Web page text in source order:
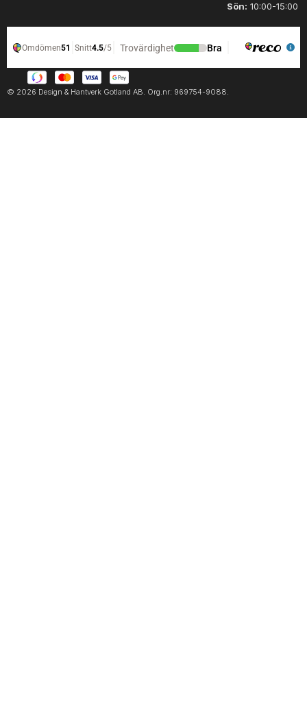
Sön: 10:00-15:00
© 2026 Design & Hantverk Gotland AB. Org.nr: 969754-9088.